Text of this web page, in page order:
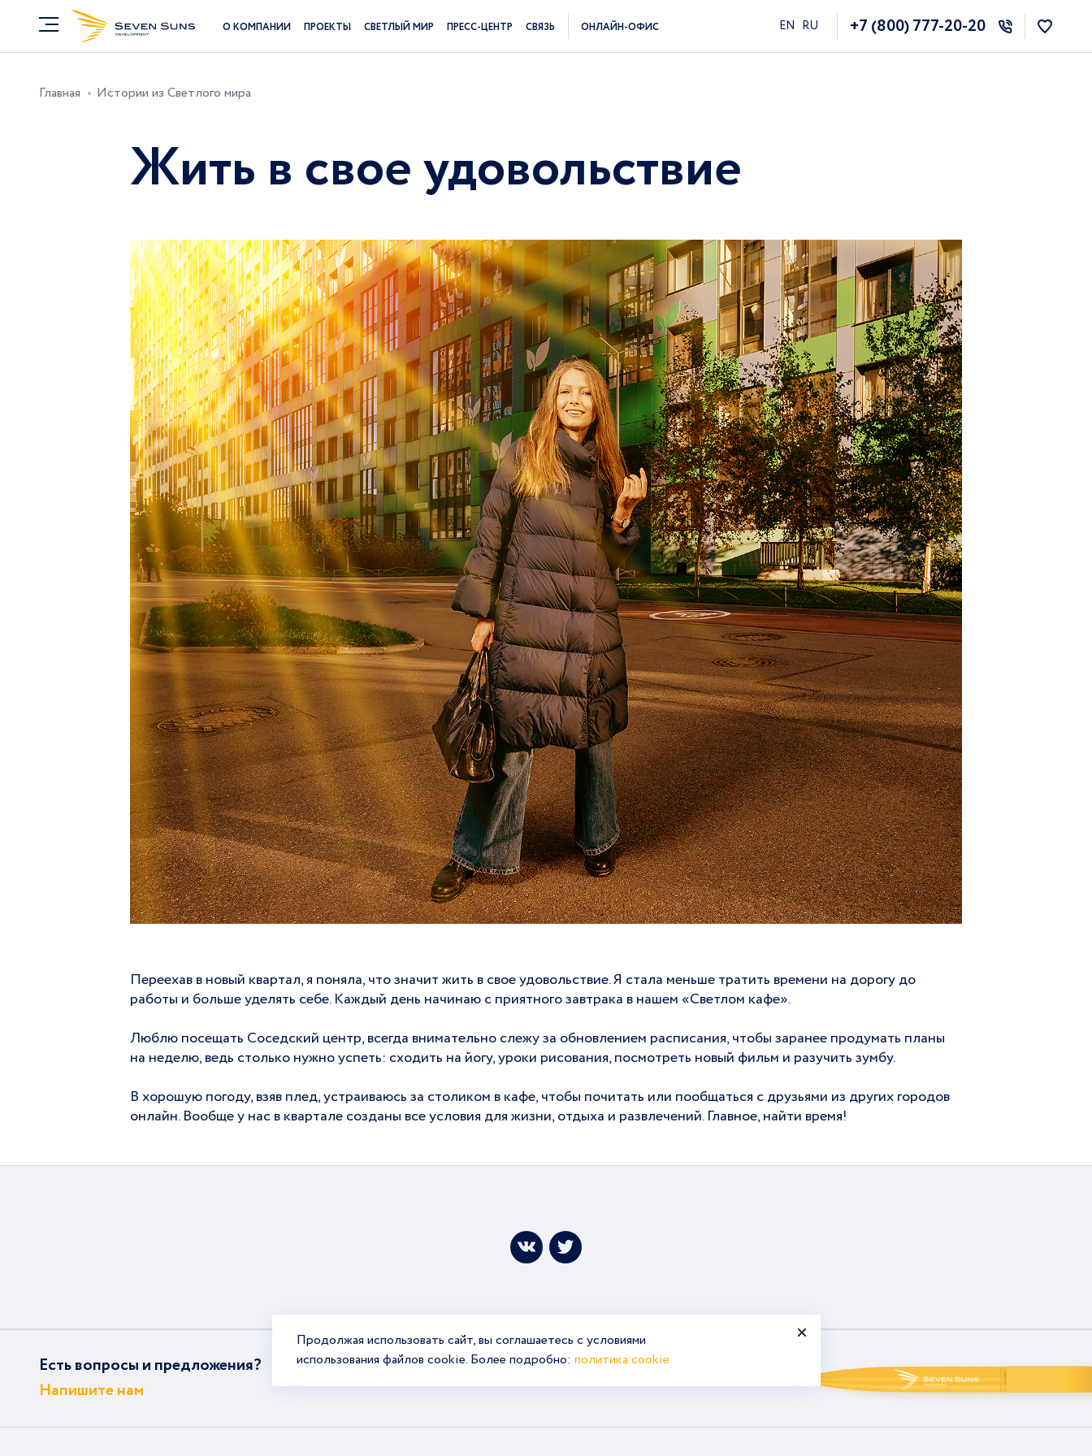
Продолжая использовать сайт, вы соглашаетесь с условиями
использования файлов cookie. Более подробно: политика cookie
О КОМПАНИИ ПРОЕКТЫ СВЕТЛЫЙ МИР ПРЕСС-ЦЕНТР СВЯЗЬ ОНЛАЙН-ОФИС EN RU +7 (800) 777-20-20
Главная Истории из Светлого мира
Жить в свое удовольствие
Переехав в новый квартал, я поняла, что значит жить в свое удовольствие. Я стала меньше тратить времени на дорогу до
работы и больше уделять себе. Каждый день начинаю с приятного завтрака в нашем «Светлом кафе».
Люблю посещать Соседский центр, всегда внимательно слежу за обновлением расписания, чтобы заранее продумать планы
на неделю, ведь столько нужно успеть: сходить на йогу, уроки рисования, посмотреть новый фильм и разучить зумбу.
В хорошую погоду, взяв плед, устраиваюсь за столиком в кафе, чтобы почитать или пообщаться с друзьями из других городов
онлайн. Вообще у нас в квартале созданы все условия для жизни, отдыха и развлечений. Главное, найти время!
Есть вопросы и предложения?
Напишите нам